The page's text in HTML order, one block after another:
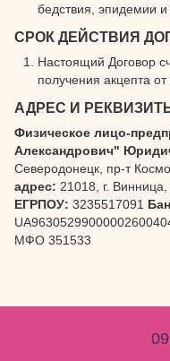
бедствия, эпидемии и
СРОК ДЕЙСТВИЯ
Настоящий Договор
получения акцепта от
АДРЕС И
Физическое лицо-
Александрович"
Северодонецк, пр-т
адрес: 21018, г.
ЕГРПОУ: 3235517091
МФО 351533